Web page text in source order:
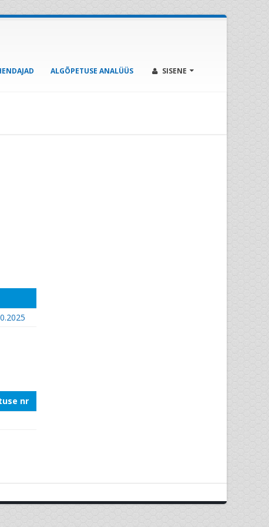
ALGÕPETUSE ANALÜÜS SISENE
nr